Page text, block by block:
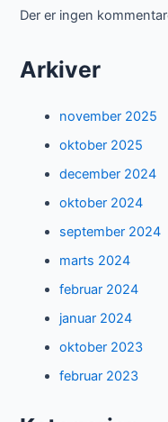
Der er ingen
Arkiver
november 2025
oktober 2025
december 2024
oktober 2024
september 2024
marts 2024
februar 2024
januar 2024
oktober 2023
februar 2023